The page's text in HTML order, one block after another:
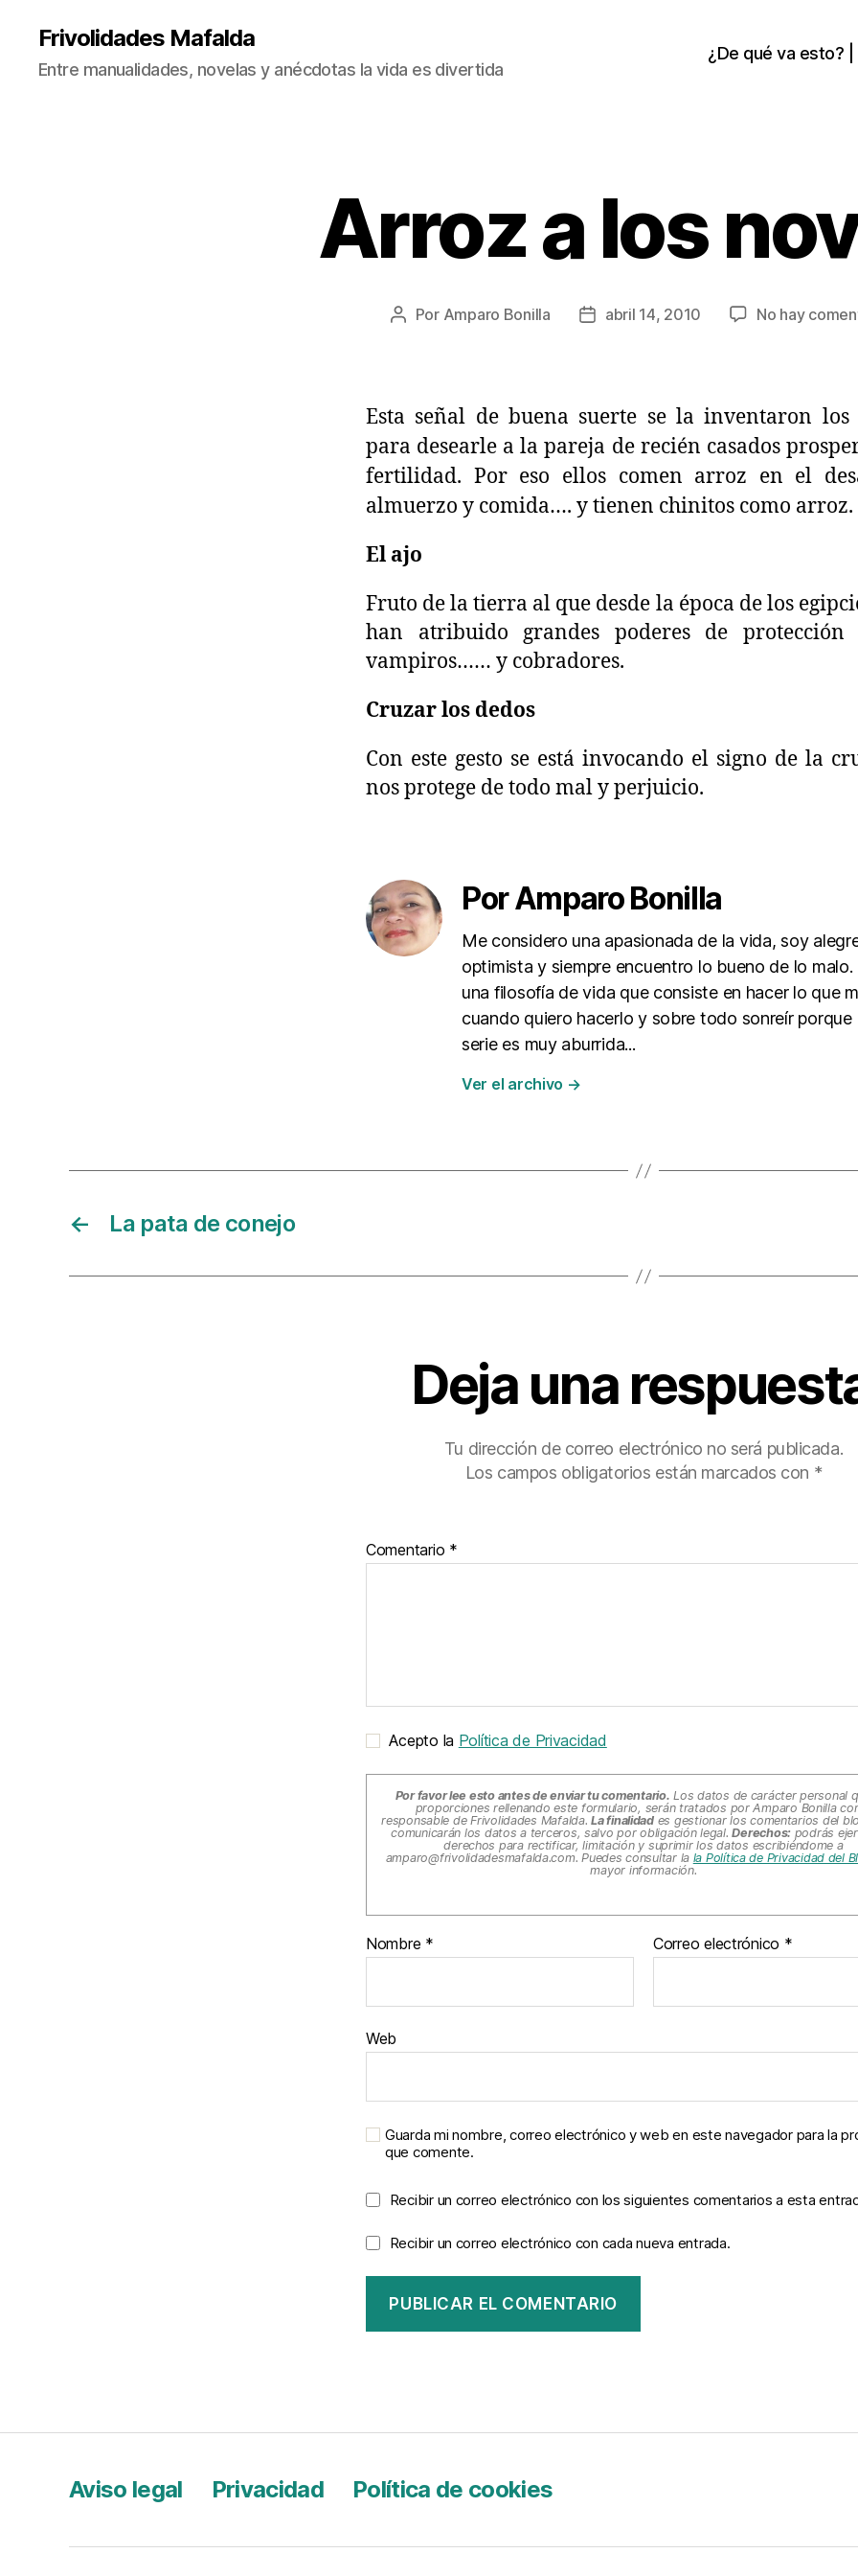
Frivolidades Mafalda
Entre manualidades, novelas y anécdotas la vida es divertida
¿De qué va esto? |
Arroz a los
Autor
Por Amparo Bonilla
Fechaabril 14, 2010 No hay
Esta señal de buena suerte se la inventaron los
para desearle a la pareja de recién casados
fertilidad. Por eso ellos comen arroz en el
almuerzo y comida…. y tienen chinitos como arroz.
El ajo
Fruto de la tierra al que desde la época de los
han atribuido grandes poderes de protección
vampiros…… y cobradores.
Cruzar los dedos
Con este gesto se está invocando el signo de la
nos protege de todo mal y perjuicio.
Por Amparo Bonilla
Me considero una apasionada de la vida, soy
optimista y siempre encuentro lo bueno de lo malo.
una filosofía de vida que consiste en hacer lo que
cuando quiero hacerlo y sobre todo sonreír porque
serie es muy aburrida...
Ver el archivo →
← La pata de conejo
Deja una
Tu dirección de correo electrónico no será publicada.
Los campos obligatorios están marcados con *
Comentario *
Acepto la Política de Privacidad
Por favor lee esto antes de enviar tu comentario. Los datos de carácter personal
proporciones rellenando este formulario, serán tratados por Amparo Bonilla
responsable de Frivolidades Mafalda.La finalidades gestionar los comentarios del
comunicarán los datos a terceros, salvo por obligación legal.Derechos: podrás
derechos para rectificar, limitación y suprimir los datos escribiéndome a
amparo@frivolidadesmafalda.com. Puedes consultar la la Política de Privacidad del
mayor información.
Nombre * Correo electrónico *
Web
Guarda mi nombre, correo electrónico y web en este navegador para la
que comente.
Recibir un correo electrónico con los siguientes comentarios a esta
Recibir un correo electrónico con cada nueva entrada.
Aviso legal Privacidad Política de cookies